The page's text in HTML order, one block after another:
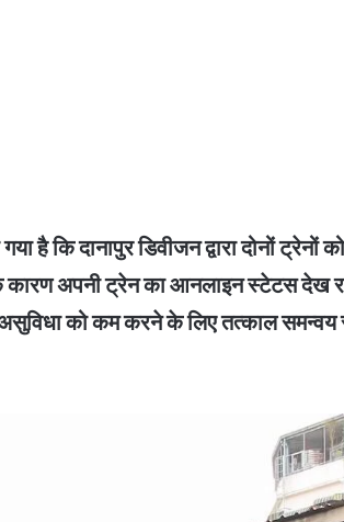
कि दानापुर डिवीजन द्वारा दोनों ट्रेनों
अपनी ट्रेन का आनलाइन स्टेटस देख रहे
असुविधा को कम करने के लिए तत्काल